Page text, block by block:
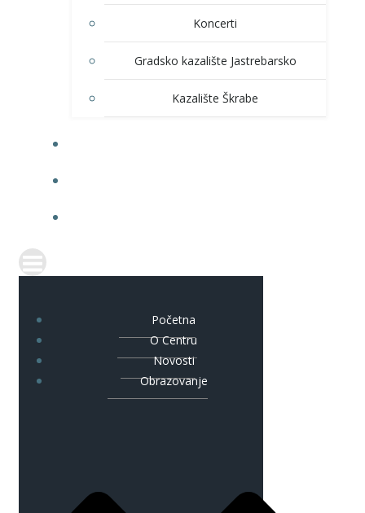
Koncerti
Gradsko kazalište Jastrebarsko
Kazalište Škrabe
Početna
O Centru
Novosti
Obrazovanje